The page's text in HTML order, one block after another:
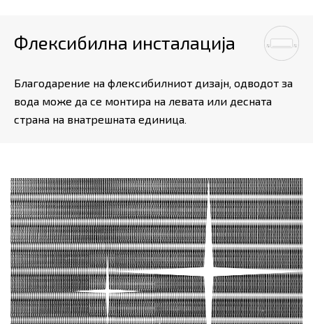
Флексибилна инсталација
Благодарение на флексибилниот дизајн, одводот за
вода може да се монтира на левата или десната
страна на внатрешната единица.